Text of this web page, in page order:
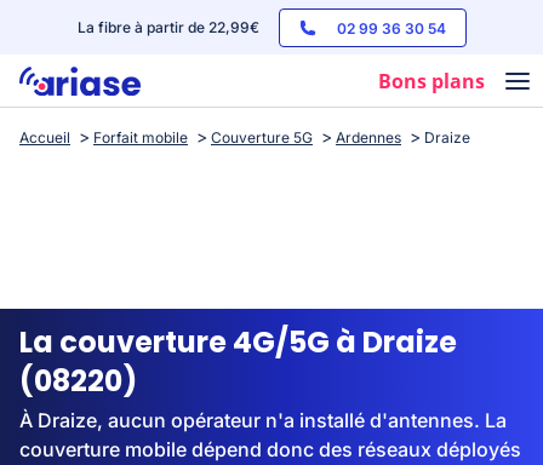
La fibre à partir de 22,99€ 02 99 36 30 54
Bons plans
Box internet
Streaming
Accueil Forfait mobile Couverture 5G Ardennes Draize
La couverture 4G/5G à Draize
(08220)
À Draize, aucun opérateur n'a installé d'antennes. La
couverture mobile dépend donc des réseaux déployés